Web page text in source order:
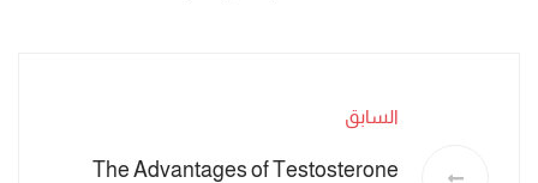
السابق
The Advantages of Testosterone